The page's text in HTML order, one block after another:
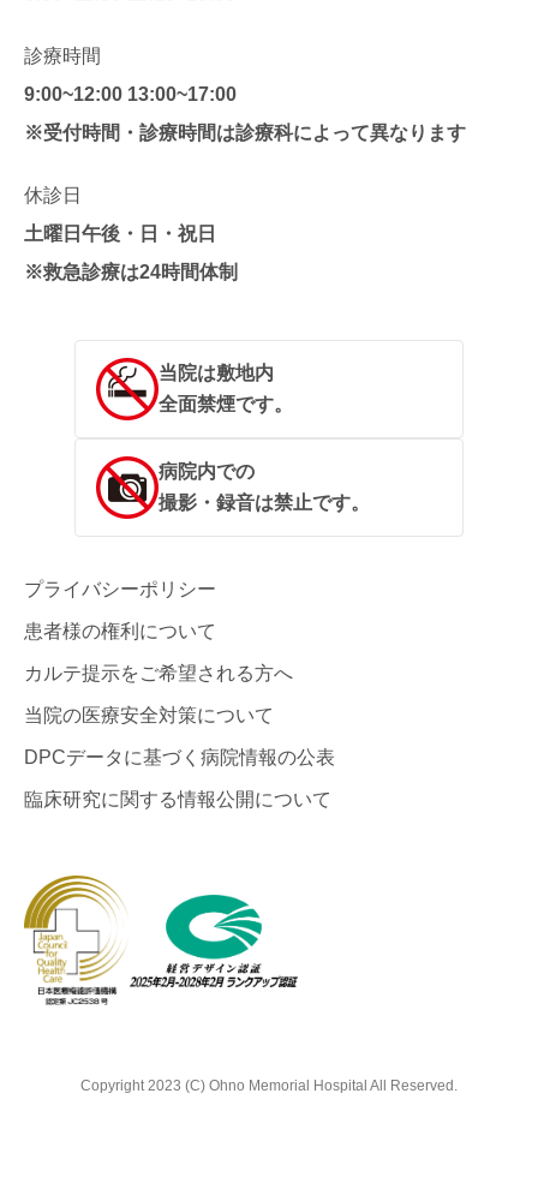
診療時間
9:00~12:00 13:00~17:00
※受付時間・診療時間は診療科によって異なります
休診日
土曜日午後・日・祝日
※救急診療は24時間体制
当院は敷地内
全面禁煙です。
病院内での
撮影・録音は禁止です。
プライバシーポリシー
患者様の権利について
カルテ提示をご希望される方へ
当院の医療安全対策について
DPCデータに基づく病院情報の公表
臨床研究に関する情報公開について
Copyright 2023 (C) Ohno Memorial Hospital All Reserved.